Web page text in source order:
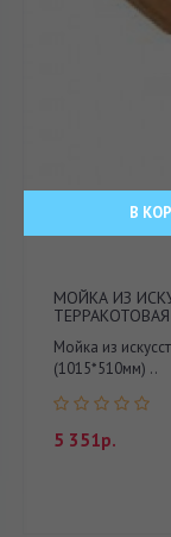
В
МОЙКА ИЗ
Мойка из
(1015*510мм) ..
5 351р.